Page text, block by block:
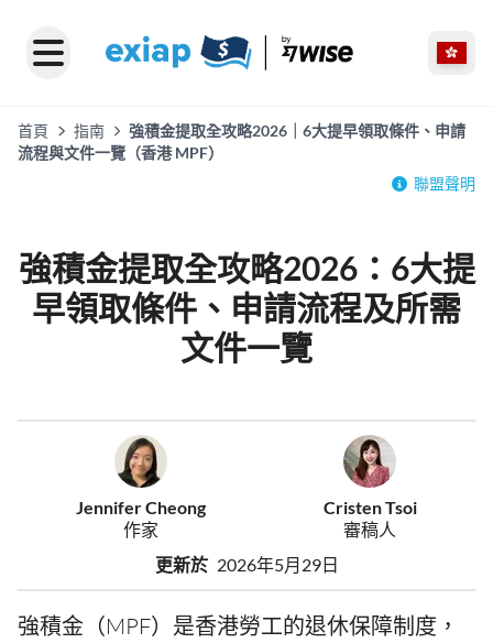
首頁 指南
強積金提取全攻略2026｜6大提早領取條件、申請
流程與文件一覽（香港 MPF）
聯盟聲明
強積金提取全攻略2026：6大提
早領取條件、申請流程及所需
文件一覽
Jennifer Cheong
作家
Cristen Tsoi
審稿人
更新於 2026年5月29日
強積金（MPF）是香港勞工的退休保障制度，